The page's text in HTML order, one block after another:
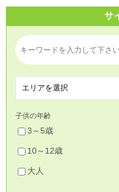
サ
子供の年齢
3～5歳
10～12歳
大人